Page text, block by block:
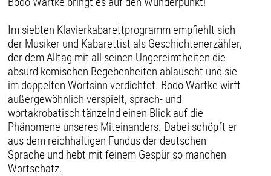
Im siebten Klavierkabarettprogramm empfiehlt sich
der Musiker und Kabarettist als Geschichtenerzähler,
der dem Alltag mit all seinen Ungereimtheiten die
absurd komischen Begebenheiten ablauscht und sie
im doppelten Wortsinn verdichtet. Bodo Wartke wirft
außergewöhnlich verspielt, sprach- und
wortakrobatisch tänzelnd einen Blick auf die
Phänomene unseres Miteinanders. Dabei schöpft er
aus dem reichhaltigen Fundus der deutschen
Sprache und hebt mit feinem Gespür so manchen
Wortschatz.